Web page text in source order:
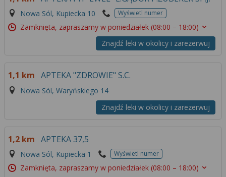
Nowa Sól, Kupiecka 10 Wyświetl numer
Zamknięta, zapraszamy w poniedziałek (08:00 – 18:00)
Znajdź leki w okolicy i zarezerwuj
1,1 km APTEKA "ZDROWIE" S.C.
Nowa Sól, Waryńskiego 14
Znajdź leki w okolicy i zarezerwuj
1,2 km APTEKA 37,5
Nowa Sól, Kupiecka 1 Wyświetl numer
Zamknięta, zapraszamy w poniedziałek (08:00 – 18:00)